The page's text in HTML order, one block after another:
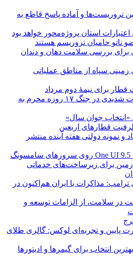
تروریست‌ها و آماده پاسخ قاطع به
اعتبارات استان پروژه‌محور خواهد بود
حامیان تروریسم هستند
بررسی سلامت دهان و دندان
زمینی سپاه از مناطق عملیاتی
برای نیمۀ دوم مرداد
سردار رضایی: ضربات شدیدی در جنگ ۱۷ روزه محرم به
جوان سال»
و نمونه دولتی هفته آینده منتشر
۱۳۰ هکتار زمین برای زیرساخت‌های خدماتی
مذاکرات با ایران هم‌اکنون در
در سلامت، از الزامات توسعه و
پایین و تجربه‌ای لوکس: گالری طلای
انتخاب برای گیمرها و ادیتورها